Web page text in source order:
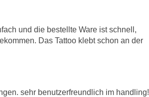
und die bestellte Ware ist schnell,
Das Tattoo klebt schon an der
sehr benutzerfreundlich im handling!